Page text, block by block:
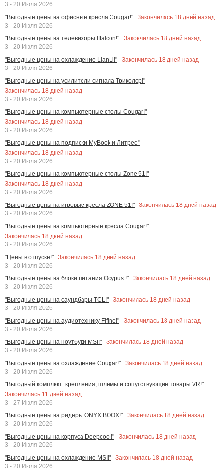
3 - 20 Июля 2026
"Выгодные цены на офисные кресла Cougar!"
Закончилась 18 дней назад
3 - 20 Июля 2026
"Выгодные цены на телевизоры Iffalcon!"
Закончилась 18 дней назад
3 - 20 Июля 2026
"Выгодные цены на охлаждение LianLi!"
Закончилась 18 дней назад
3 - 20 Июля 2026
"Выгодные цены на усилители сигнала Триколор!"
Закончилась 18 дней назад
3 - 20 Июля 2026
"Выгодные цены на компьютерные столы Cougar!"
Закончилась 18 дней назад
3 - 20 Июля 2026
"Выгодные цены на подписки MyBook и Литрес!"
Закончилась 18 дней назад
3 - 20 Июля 2026
"Выгодные цены на компьютерные столы Zone 51!"
Закончилась 18 дней назад
3 - 20 Июля 2026
"Выгодные цены на игровые кресла ZONE 51!"
Закончилась 18 дней назад
3 - 20 Июля 2026
"Выгодные цены на компьютерные кресла Cougar!"
Закончилась 18 дней назад
3 - 20 Июля 2026
"Цены в отпуске!"
Закончилась 18 дней назад
3 - 20 Июля 2026
"Выгодные цены на блоки питания Ocypus !"
Закончилась 18 дней назад
3 - 20 Июля 2026
"Выгодные цены на саундбары TCL!"
Закончилась 18 дней назад
3 - 20 Июля 2026
"Выгодные цены на аудиотехнику Fifine!"
Закончилась 18 дней назад
3 - 20 Июля 2026
"Выгодные цены на ноутбуки MSI!"
Закончилась 18 дней назад
3 - 20 Июля 2026
"Выгодные цены на охлаждение Cougar!"
Закончилась 18 дней назад
3 - 20 Июля 2026
"Выгодный комплект: крепления, шлемы и сопутствующие товары VR!"
Закончилась 11 дней назад
3 - 27 Июля 2026
"Выгодные цены на ридеры ONYX BOOX!"
Закончилась 18 дней назад
3 - 20 Июля 2026
"Выгодные цены на корпуса Deepcool!"
Закончилась 18 дней назад
3 - 20 Июля 2026
"Выгодные цены на охлаждение MSI!"
Закончилась 18 дней назад
3 - 20 Июля 2026